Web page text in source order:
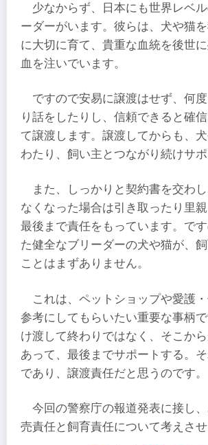
少なからず、日本にも世界レベ
ーダーがいます。彼らは、犬や猫
に大切に育て、貴重な血統を後世
血を注いでいます。
ですので安易に譲渡はせず、何
り話をしたりし、信頼できると確
て譲渡します。譲渡してからも、
わたり、飼い主とつながり続けサポ
また、しっかりと契約書を交わ
なくなった場合は引き取ったり里親
最後まで責任をもっています。で
た健全なブリーダーの犬や猫が、
ことはまずありません。
これは、ペットショップや愛護
参考にしてもらいたい重要な事柄
け渡して終わりではなく、そこか
あって、最後までサポートする。
であり、譲渡責任だと思うのです。
今回の警察庁の報道発表に接し
売責任と飼育責任について考えさせ